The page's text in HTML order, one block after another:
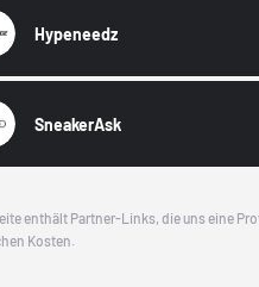
Hypeneedz
SneakerAsk
enthält Partner-Links, die uns eine
Kosten.